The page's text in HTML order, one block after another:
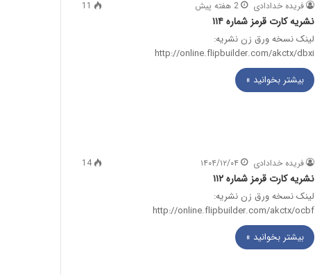
فریده خدادادی 2 هفته پیش 11
نشریه کارت قرمز شماره ۱۱۴
لینک نسخه ورق زن نشریه:
http://online.flipbuilder.com/akctx/dbxi
بیشتر بخوانید »
فریده خدادادی ۱۴۰۴/۱۲/۰۴ 14
نشریه کارت قرمز شماره ۱۱۲
لینک نسخه ورق زن نشریه:
http://online.flipbuilder.com/akctx/ocbf
بیشتر بخوانید »